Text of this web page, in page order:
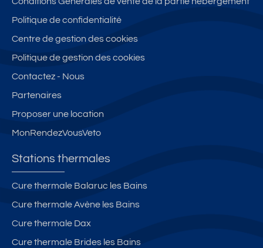
Politique de confidentialité
Centre de gestion des cookies
Politique de gestion des cookies
Contactez - Nous
Partenaires
Proposer une location
MonRendezVousVeto
Stations thermales
Cure thermale Balaruc les Bains
Cure thermale Avène les Bains
Cure thermale Dax
Cure thermale Brides les Bains